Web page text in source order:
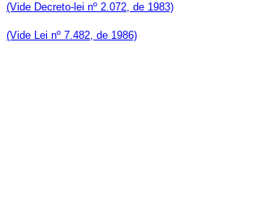
(Vide Decreto-lei nº 2.072, de 1983)
(Vide Lei nº 7.482, de 1986)